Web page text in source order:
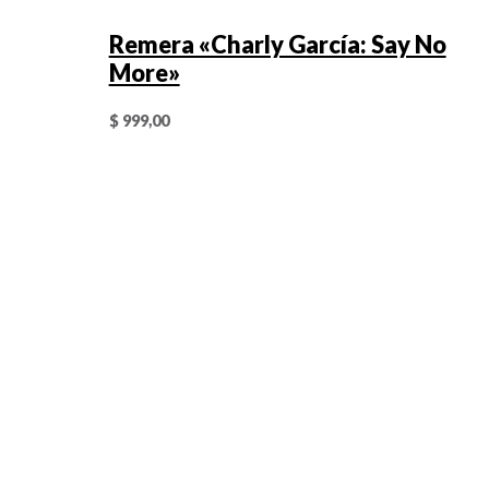
Remera «Charly García: Say No
More»
$999,00